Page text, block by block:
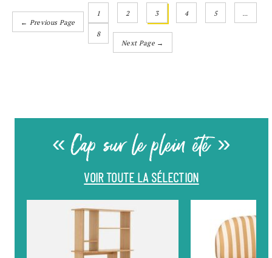
← Previous Page
1 2 3 4 5
8
Next Page →
« Cap sur le plein été »
VOIR TOUTE LA SÉLECTION